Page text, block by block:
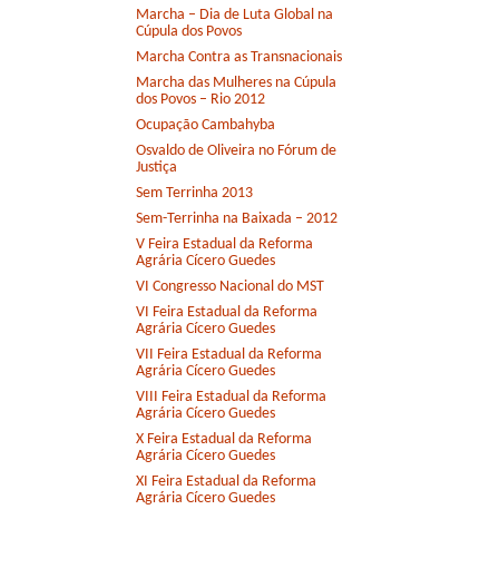
Marcha – Dia de Luta Global na
Cúpula dos Povos
Marcha Contra as Transnacionais
Marcha das Mulheres na Cúpula
dos Povos – Rio 2012
Ocupação Cambahyba
Osvaldo de Oliveira no Fórum de
Justiça
Sem Terrinha 2013
Sem-Terrinha na Baixada – 2012
V Feira Estadual da Reforma
Agrária Cícero Guedes
VI Congresso Nacional do MST
VI Feira Estadual da Reforma
Agrária Cícero Guedes
VII Feira Estadual da Reforma
Agrária Cícero Guedes
VIII Feira Estadual da Reforma
Agrária Cícero Guedes
X Feira Estadual da Reforma
Agrária Cícero Guedes
XI Feira Estadual da Reforma
Agrária Cícero Guedes